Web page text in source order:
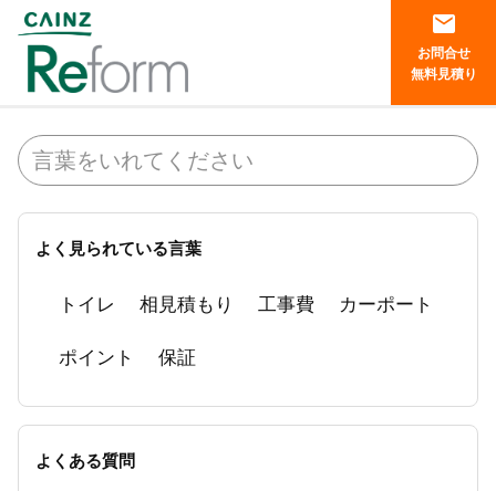
mail
お問合せ
無料見積り
よくある質問
よく見られている言葉
トイレ 相見積もり 工事費
カーポート
ポイント
保証